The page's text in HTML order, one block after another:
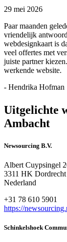
29 mei 2026
Paar maanden
vriendelijk
webdesignkaart is
veel offertes met
juiste partner
werkende website.
- Hendrika Hofman
Uitgelichte
Ambacht
Newsourcing B.V.
Albert Cuypsingel
3311 HK Dordrecht
Nederland
+31 78 610 5901
https://
Schinkelshoek